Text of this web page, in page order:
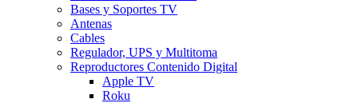
Bases y Soportes TV
Antenas
Cables
Regulador, UPS y Multitoma
Reproductores Contenido Digital
Apple TV
Roku